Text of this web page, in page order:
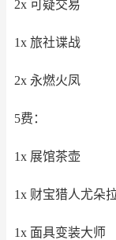
2x 可疑交易
1x 旅社谍战
2x 永燃火凤
5费：
1x 展馆茶壶
1x 财宝猎人尤朵
1x 面具变装大师